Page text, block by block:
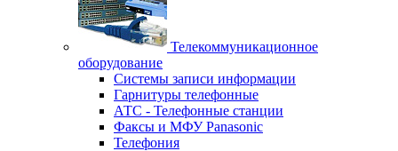
Телекоммуникационное
оборудование
Системы записи информации
Гарнитуры телефонные
АТС - Телефонные станции
Факсы и МФУ Panasonic
Телефония